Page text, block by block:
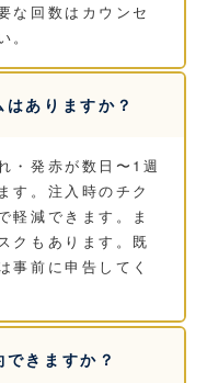
な回数はカウンセ
。
ありますか？
・発赤が数日〜1週
す。注入時のチク
軽減できます。ま
クもあります。既
事前に申告してく
きますか？